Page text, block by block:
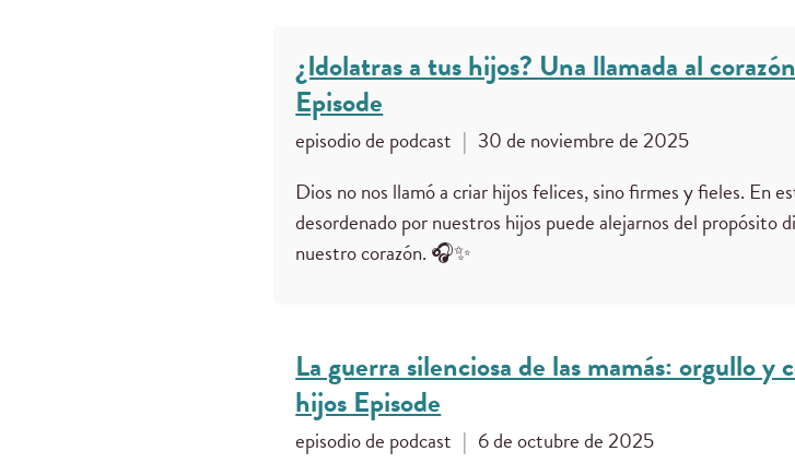
¿Idolatras a tus hijos? Una llamada al
Episode
episodio de podcast | 30 de noviembre de 2025
Dios no nos llamó a criar hijos felices, sino firmes y fieles. En
desordenado por nuestros hijos puede alejarnos del propósito
nuestro corazón. 🎧✨
La guerra silenciosa de las mamás: orgullo y
hijos Episode
episodio de podcast | 6 de octubre de 2025